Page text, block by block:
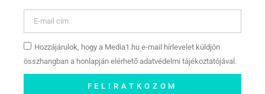
Hozzájárulok, hogy a Media1.hu e-mail hírlevelet küldjön
összhangban a honlapján elérhető adatvédelmi tájékoztatójával.
FELIRATKOZOM